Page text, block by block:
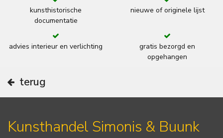
kunsthistorische
documentatie
nieuwe of originele lijst
advies interieur en verlichting
gratis bezorgd en
opgehangen
terug
Kunsthandel Simonis & Buunk